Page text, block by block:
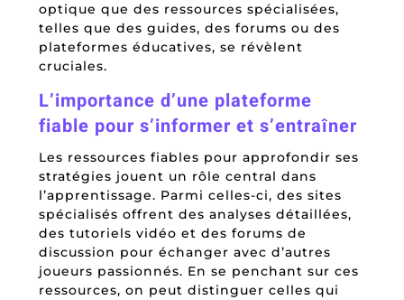
optique que des ressources spécialisées,
telles que des guides, des forums ou des
plateformes éducatives, se révèlent
cruciales.
L’importance d’une plateforme
fiable pour s’informer et s’entraîner
Les ressources fiables pour approfondir ses
stratégies jouent un rôle central dans
l’apprentissage. Parmi celles-ci, des sites
spécialisés offrent des analyses détaillées,
des tutoriels vidéo et des forums de
discussion pour échanger avec d’autres
joueurs passionnés. En se penchant sur ces
ressources, on peut distinguer celles qui